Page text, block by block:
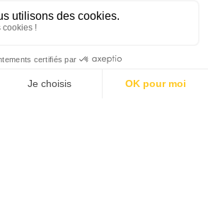
J'ACHÈTE LE NUMÉRO
JE M'ABONNE 1 AN - 4 NUM.